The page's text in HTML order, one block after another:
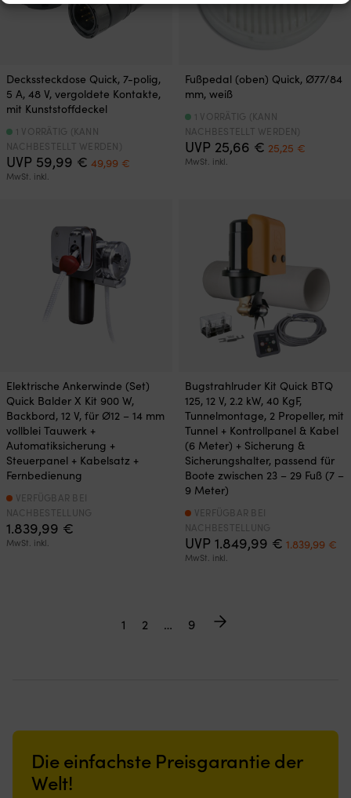
Deckssteckdose Quick, 7-polig,
5 A, 48 V, vergoldete Kontakte,
mit Kunststoffdeckel
UVP 59,99 € Ursprünglicher
Preis
49,99 €
MwSt. inkl.
1 VORRÄTIG (KANN
NACHBESTELLT WERDEN)
Fußpedal (oben) Quick, Ø77/84
mm, weiß
UVP 25,66 € Ursprünglicher
Preis
25,25 €
MwSt. inkl.
1 VORRÄTIG (KANN
NACHBESTELLT WERDEN)
Elektrische Ankerwinde (Set)
Quick Balder X Kit 900 W,
Backbord, 12 V, für Ø12 – 14 mm
vollblei Tauwerk +
Automatiksicherung +
Steuerpanel + Kabelsatz +
Fernbedienung
1.839,99 €
MwSt. inkl.
VERFÜGBAR BEI
NACHBESTELLUNG
Bugstrahlruder Kit Quick BTQ
125, 12 V, 2.2 kW, 40 KgF,
Tunnelmontage, 2 Propeller, mit
Tunnel + Kontrollpanel & Kabel
(6 Meter) + Sicherung &
Sicherungshalter, passend für
Boote zwischen 23 – 29 Fuß (7 –
9 Meter)
UVP 1.849,99 €
Preis
1.839,99 €
MwSt. inkl.
VERFÜGBAR BEI
NACHBESTELLUNG
1 2 … 9
Die einfachste Preisgarantie der
Welt!